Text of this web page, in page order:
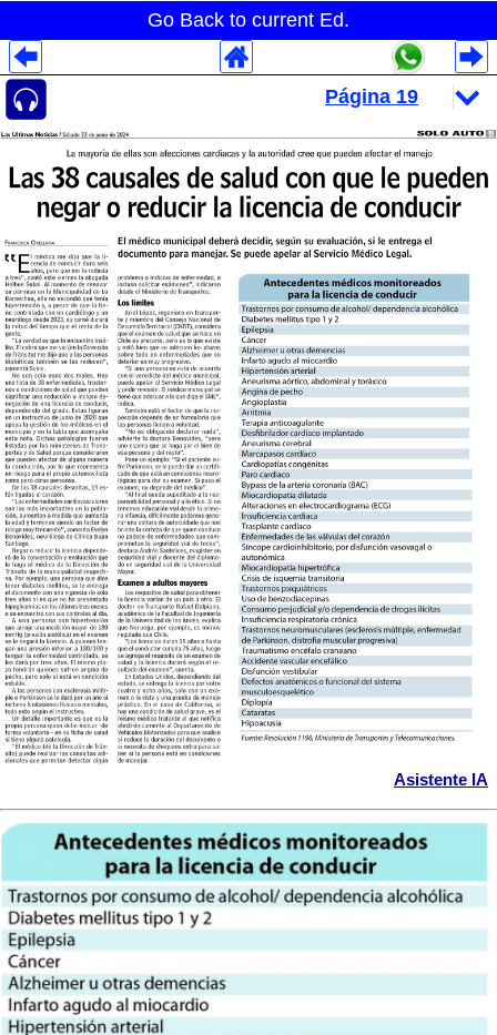
Go Back to current Ed.
Asistente IA
Despliegues Analytics
Despliegues Totales
Despliegues por Rubros